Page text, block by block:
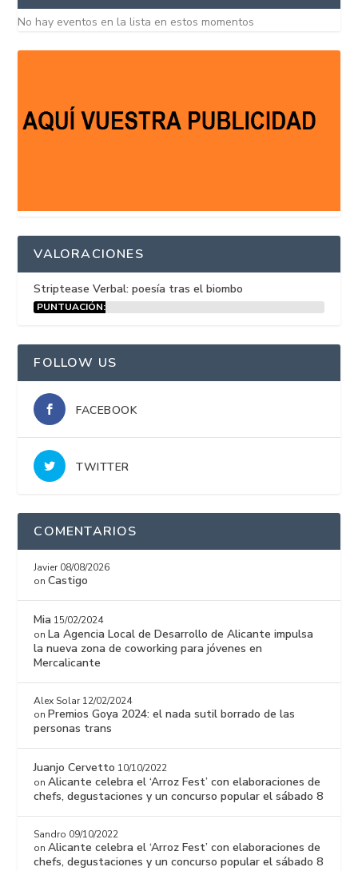
No hay eventos en la lista en estos momentos
VALORACIONES
Striptease Verbal: poesía tras el biombo
PUNTUACIÓN:
FOLLOW US
FACEBOOK
TWITTER
COMENTARIOS
Javier 08/08/2026
onCastigo
Mia 15/02/2024
on La Agencia Local de Desarrollo de Alicante impulsa
la nueva zona de coworking para jóvenes en
Mercalicante
Alex Solar 12/02/2024
on Premios Goya 2024: el nada sutil borrado de las
personas trans
Juanjo Cervetto 10/10/2022
onAlicante celebra el ‘Arroz Fest’ con elaboraciones de
chefs, degustaciones y un concurso popular el sábado 8
Sandro 09/10/2022
onAlicante celebra el ‘Arroz Fest’ con elaboraciones de
chefs, degustaciones y un concurso popular el sábado 8